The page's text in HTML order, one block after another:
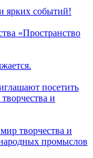
ярких событий!
«Пространство
посетить
и
творчества и
промыслов